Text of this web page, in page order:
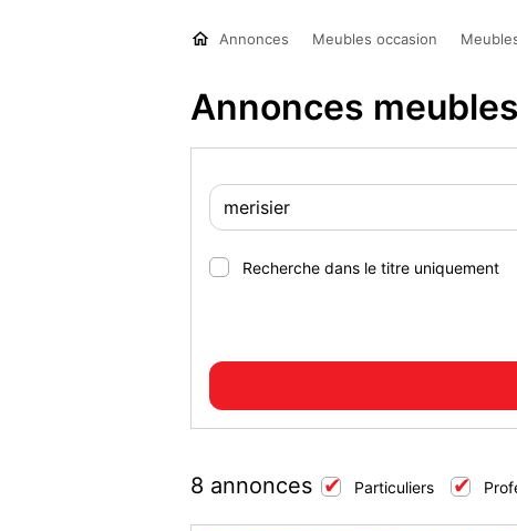
Annonces Meubles occasion
Annonces
Recherche dans le titre uniquement
8 annonces Particuliers